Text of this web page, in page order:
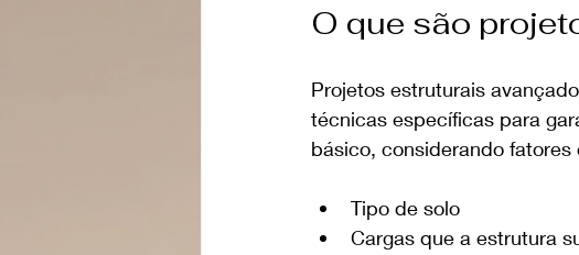
O que são
Projetos estruturais
técnicas específicas para
básico, considerando fatores
Tipo de solo
Cargas que a estrutura